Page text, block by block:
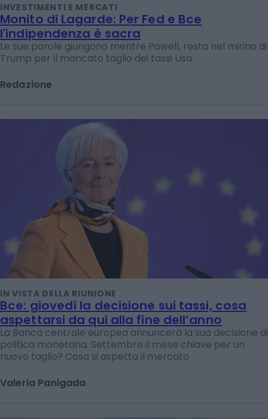
INVESTIMENTI E MERCATI
Monito di Lagarde: Per Fed e Bce
l'indipendenza è sacra
Le sue parole giungono mentre Powell, resta nel mirino di
Trump per il mancato taglio dei tassi Usa
Redazione
IN VISTA DELLA RIUNIONE
Bce: giovedì la decisione sui tassi, cosa
aspettarsi da qui alla fine dell’anno
La Banca centrale europea annuncerà la sua decisione di
politica monetaria. Settembre il mese chiave per un
nuovo taglio? Cosa si aspetta il mercato
Valeria Panigada